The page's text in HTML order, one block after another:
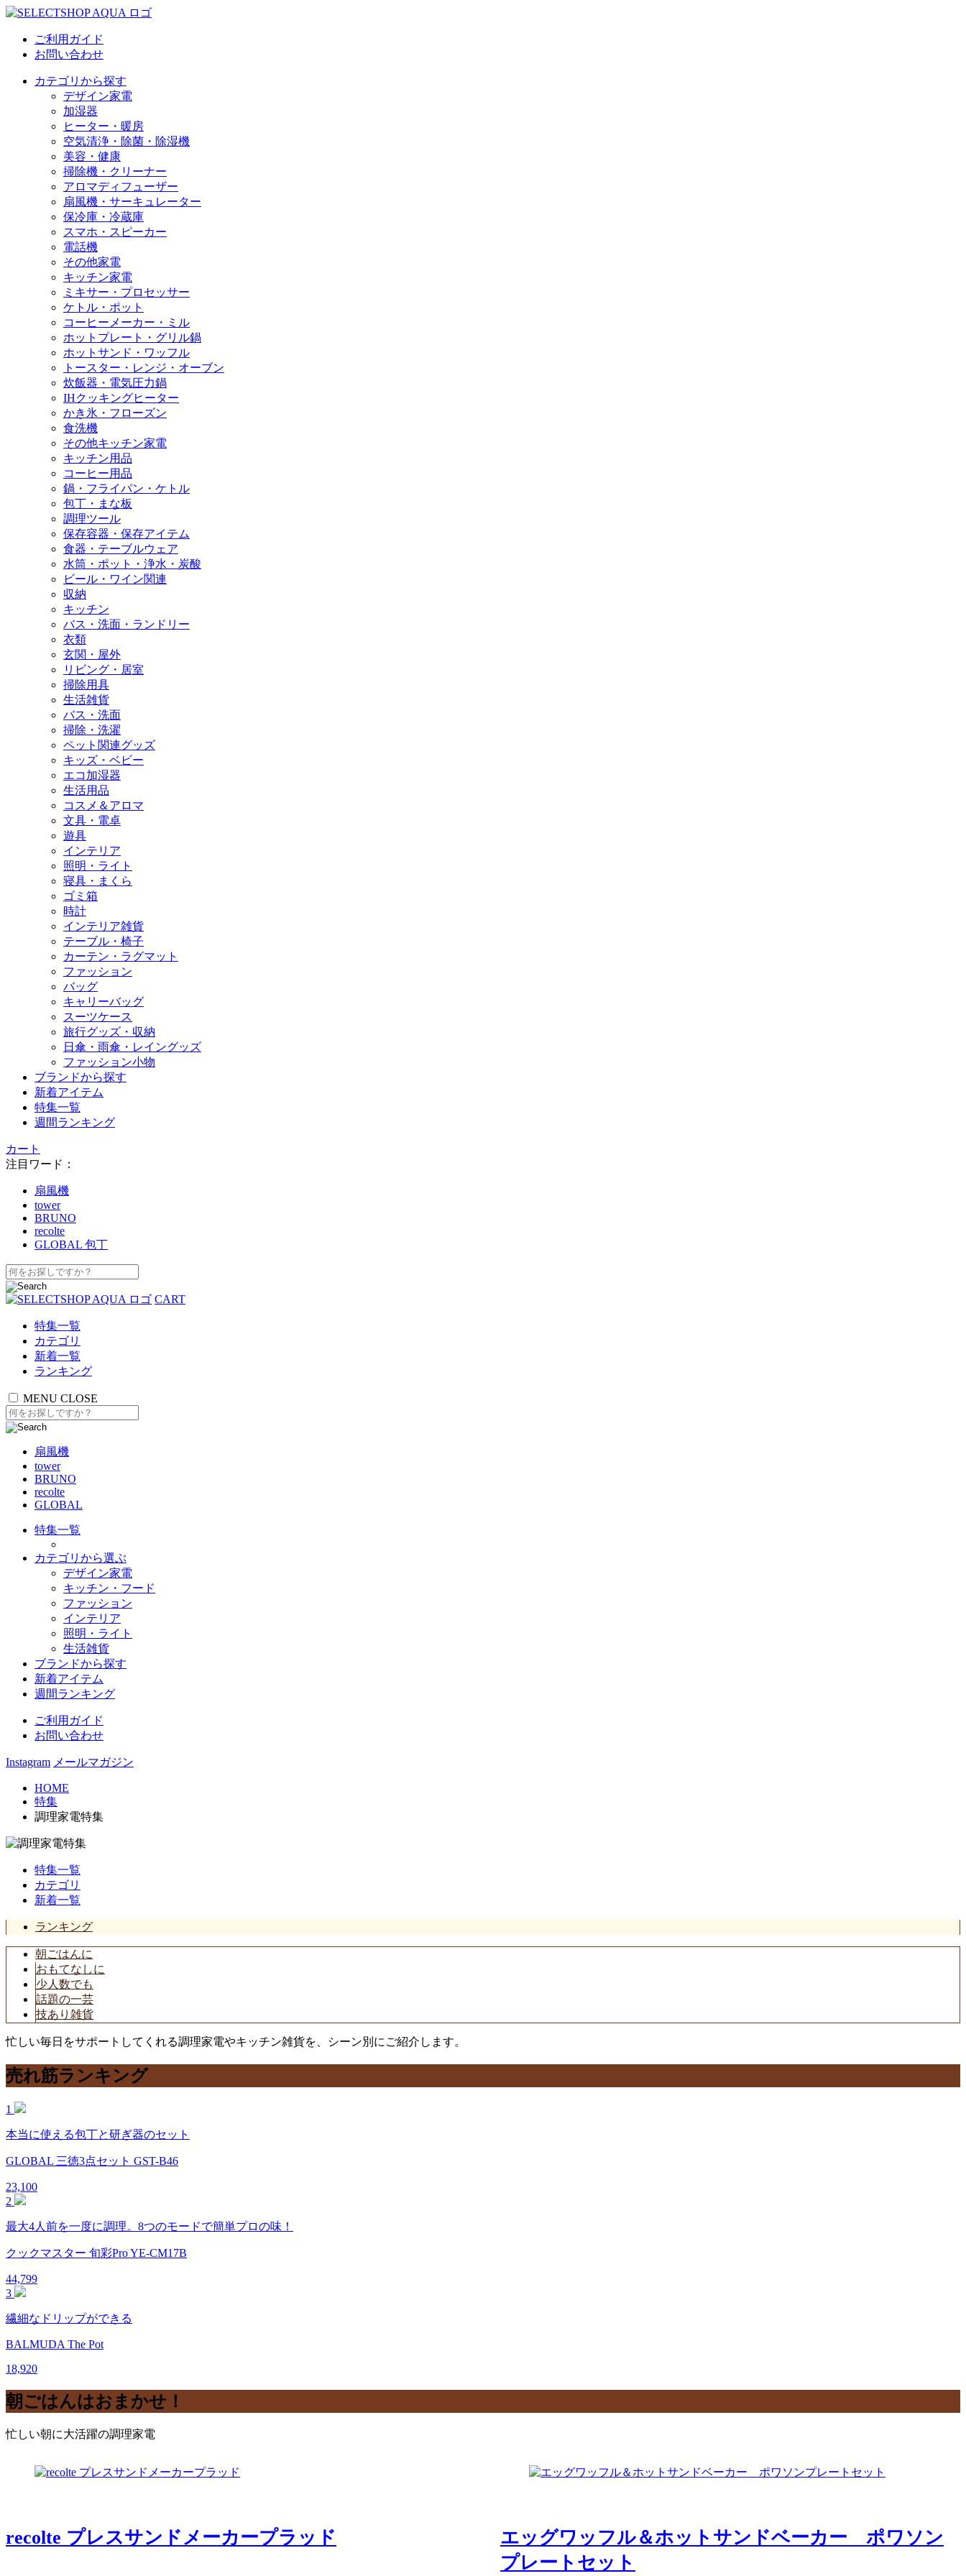
ご利用ガイド
お問い合わせ
カテゴリから探す
デザイン家電
加湿器
ヒーター・暖房
空気清浄・除菌・除湿機
美容・健康
掃除機・クリーナー
アロマディフューザー
扇風機・サーキュレーター
保冷庫・冷蔵庫
スマホ・スピーカー
電話機
その他家電
キッチン家電
ミキサー・プロセッサー
ケトル・ポット
コーヒーメーカー・ミル
ホットプレート・グリル鍋
ホットサンド・ワッフル
トースター・レンジ・オーブン
炊飯器・電気圧力鍋
IHクッキングヒーター
かき氷・フローズン
食洗機
その他キッチン家電
キッチン用品
コーヒー用品
鍋・フライパン・ケトル
包丁・まな板
調理ツール
保存容器・保存アイテム
食器・テーブルウェア
水筒・ポット・浄水・炭酸
ビール・ワイン関連
収納
キッチン
バス・洗面・ランドリー
衣類
玄関・屋外
リビング・居室
掃除用具
生活雑貨
バス・洗面
掃除・洗濯
ペット関連グッズ
キッズ・ベビー
エコ加湿器
生活用品
コスメ＆アロマ
文具・電卓
遊具
インテリア
照明・ライト
寝具・まくら
ゴミ箱
時計
インテリア雑貨
テーブル・椅子
カーテン・ラグマット
ファッション
バッグ
キャリーバッグ
スーツケース
旅行グッズ・収納
日傘・雨傘・レイングッズ
ファッション小物
ブランドから探す
新着アイテム
特集一覧
週間ランキング
カート
注目ワード：
扇風機
tower
BRUNO
recolte
GLOBAL 包丁
CART
特集一覧
カテゴリ
新着一覧
ランキング
MENU CLOSE
扇風機
tower
BRUNO
recolte
GLOBAL
特集一覧
カテゴリから選ぶ
デザイン家電
キッチン・フード
ファッション
インテリア
照明・ライト
生活雑貨
ブランドから探す
新着アイテム
週間ランキング
ご利用ガイド
お問い合わせ
Instagram メールマガジン
HOME
特集
調理家電特集
特集一覧
カテゴリ
新着一覧
ランキング
朝ごはんに
おもてなしに
少人数でも
話題の一芸
技あり雑貨
忙しい毎日をサポートしてくれる調理家電やキッチン雑貨を、シーン別にご紹介します。
売れ筋ランキング
1
本当に使える包丁と研ぎ器のセット
GLOBAL 三徳3点セット GST-B46
23,100
2
最大4人前を一度に調理。8つのモードで簡単プロの味！
クックマスター 旬彩Pro YE-CM17B
44,799
3
繊細なドリップができる
BALMUDA The Pot
18,920
朝ごはんはおまかせ！
忙しい朝に大活躍の調理家電
recolte プレスサンドメーカープラッド
エッグワッフル＆ホットサンドベーカー ポワソン
プレートセット